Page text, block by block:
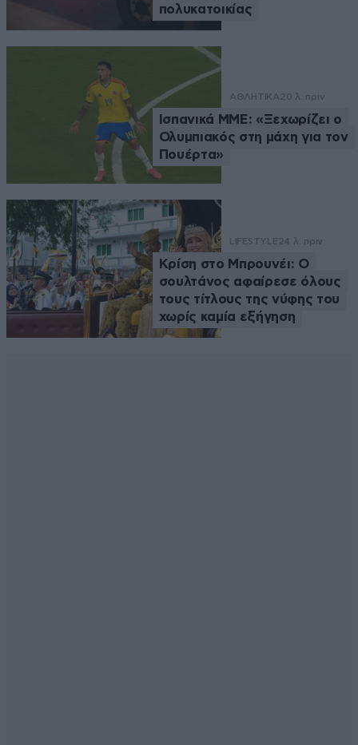
πολυκατοικίας
ΑΘΛΗΤΙΚΑ 20 λ. πριν
Ισπανικά ΜΜΕ: «Ξεχωρίζει ο
Ολυμπιακός στη μάχη για τον
Πουέρτα»
LIFESTYLE24 λ. πριν
Κρίση στο Μπρουνέι: Ο
σουλτάνος αφαίρεσε όλους
τους τίτλους της νύφης του
χωρίς καμία εξήγηση